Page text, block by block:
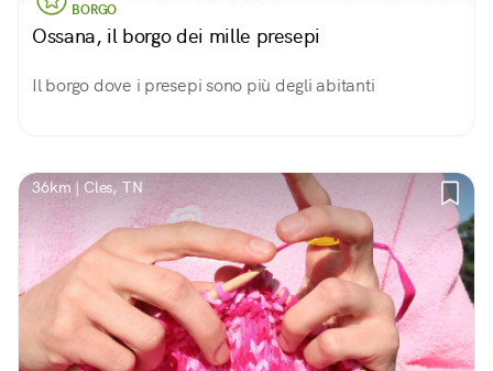
BORGO
Ossana, il borgo dei mille presepi
Il borgo dove i presepi sono più degli abitanti
36km | Cles, TN